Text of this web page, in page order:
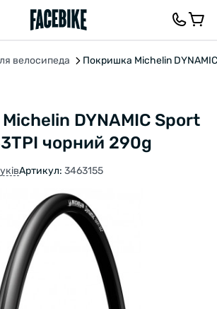
велосипеда Покришка Michelin
DYNAMIC Sport
чорний 290g
Артикул: 3463155
ОПИС ВІДГУКИ ТА ЗАПИТАННЯ